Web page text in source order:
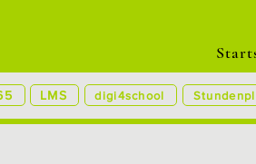
LMS digi4school